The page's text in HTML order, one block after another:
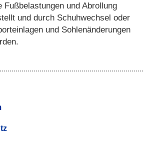
Fußbelastungen und Abrollung
und durch Schuhwechsel oder
und Sohlenänderungen